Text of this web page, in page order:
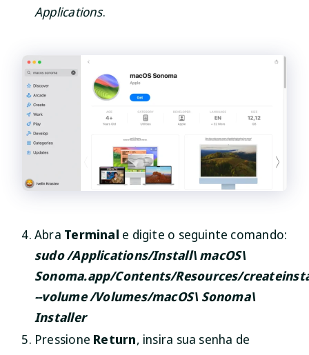
Applications.
Abra Terminal e digite o seguinte comando:
sudo /Applications/Install\ macOS\
Sonoma.app/Contents/Resources/
--volume /Volumes/macOS\ Sonoma\
Installer
Pressione Return, insira sua senha de